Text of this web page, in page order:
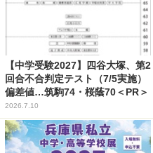
【中学受験2027】四谷大塚、第2
回合不合判定テスト（7/5実施）
偏差値…筑駒74・桜蔭70＜PR＞
2026.7.10